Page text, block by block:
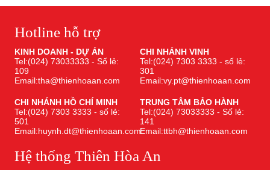
Hotline hỗ trợ
KINH DOANH - DỰ ÁN
Tel:(024) 73033333 - Số lẻ:
109
Email:tha@thienhoaan.com
CHI NHÁNH VINH
Tel:(024) 7303 3333 - số lẻ:
301
Email:vy.pt@thienhoaan.com
CHI NHÁNH HỒ CHÍ MINH
Tel:(024) 7303 3333 - số lẻ:
501
Email:huynh.dt@thienhoaan.com
TRUNG TÂM BẢO HÀNH
Tel:(024) 73033333 - Số lẻ:
141
Email:ttbh@thienhoaan.com
Hệ thống Thiên Hòa An